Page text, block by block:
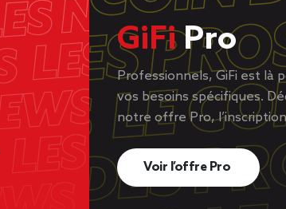
GiFiPro
Professionnels, GiFi est là
vos besoins spécifiques.
notre offre Pro,
Voir l’offre Pro